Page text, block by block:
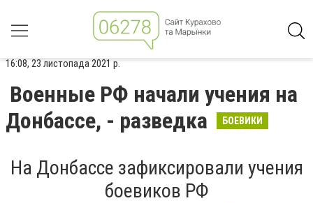
16:08, 23 листопада 2021 р.
Военные РФ начали учения на
Донбассе, - разведка
БОЕВИКИ
На Донбассе зафиксировали учения
боевиков РФ